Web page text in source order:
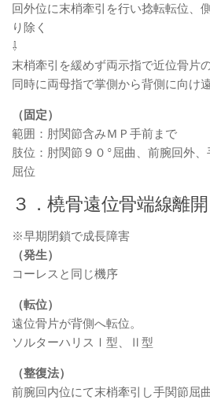
回外位に末梢牽引を行い捻転転位、
り除く
⇩
末梢牽引を緩めず両示指で近位骨片
同時に両母指で掌側から背側に向け
（固定）
範囲：肘関節含みＭＰ手前まで
肢位：肘関節９０°屈曲、前腕回外
屈位
３．橈骨遠位骨端線離開
※早期閉鎖で成長障害
（発生）
コーレスと同じ機序
（転位）
遠位骨片が背側へ転位。
ソルターハリスⅠ型、Ⅱ型
（整復法）
前腕回内位にて末梢牽引し手関節屈